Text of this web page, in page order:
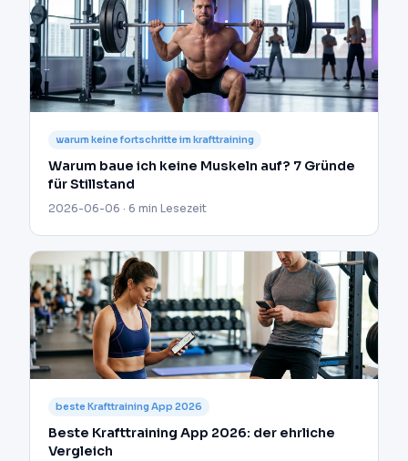
warum keine fortschritte im krafttraining
Warum baue ich keine Muskeln auf? 7 Gründe
für Stillstand
2026-06-06 · 6 min Lesezeit
beste Krafttraining App 2026
Beste Krafttraining App 2026: der ehrliche
Vergleich